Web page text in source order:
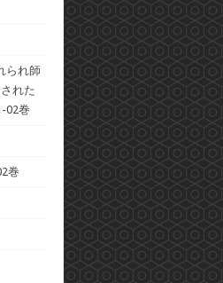
られ師
れた
02巻
巻